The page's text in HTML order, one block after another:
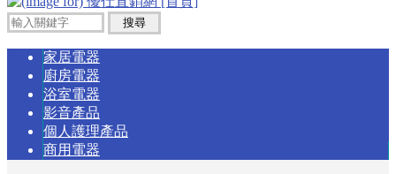
家居電器
廚房電器
浴室電器
影音產品
個人護理產品
商用電器